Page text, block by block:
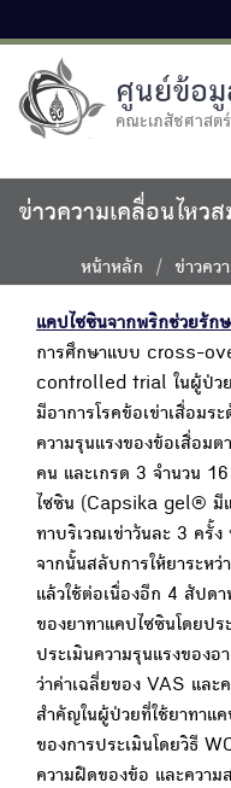
ศูนย์ข้อ
คณะเภสัชศาสต
ข่าวความเคลื่อนไหว
หน้าหลัก ข่าวคว
แคปไซซินจากพริกช่วยรัก
การศึกษาแบบ cross-
controlled trial ในผู้ป่ว
มีอาการโรคข้อเข่าเสื่อมร
ความรุนแรงของข้อเสื่อม
คน และเกรด 3 จำนวน
ไซซิน (Capsika gel® มี
ทาบริเวณเข่าวันละ 3 ครั้
จากนั้นสลับการให้ยาระห
แล้วใช้ต่อเนื่องอีก 4 สัปด
ของยาทาแคปไซซินโดยป
ประเมินความรุนแรงของ
ว่าค่าเฉลี่ยของ VAS แล
สำคัญในผู้ป่วยที่ใช้ยาทาแ
ของการประเมินโดยวิธี
ความฝืดของข้อ และความ